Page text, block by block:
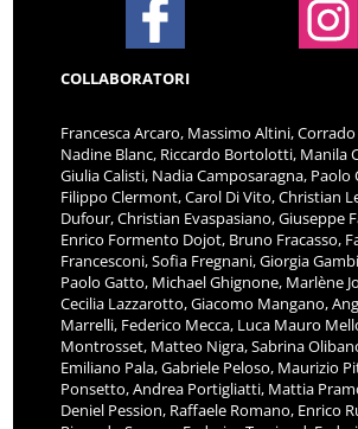
COLLABORATORI
Francesca Arcaro, Massimo Altini,
Nadine Blanc, Riccardo Bortolotti, Manila
Giulia Calisti, Nadia Camposaragna, Paolo
Filippo Clermont, Carol Di Vito, Christian
Dufour, Christian Evaspasiano, Giuseppe
Enrico Formento Dojot, Bruno Fracasso,
Francesconi, Sofia Fregnani, Giorgia
Paolo Gatto, Michael Ghignone, Marlène
Cecilia Lazzarotto, Giacomo Mangano,
Marrelli, Federico Mecca, Luca Mauro
Montrosset, Matteo Nigra, Sabrina
Emiliano Pala, Gabriele Peloso, Maurizio
Ponsetto, Andrea Portigliatti, Mattia
Deniel Pession, Raffaele Romano, Enrico